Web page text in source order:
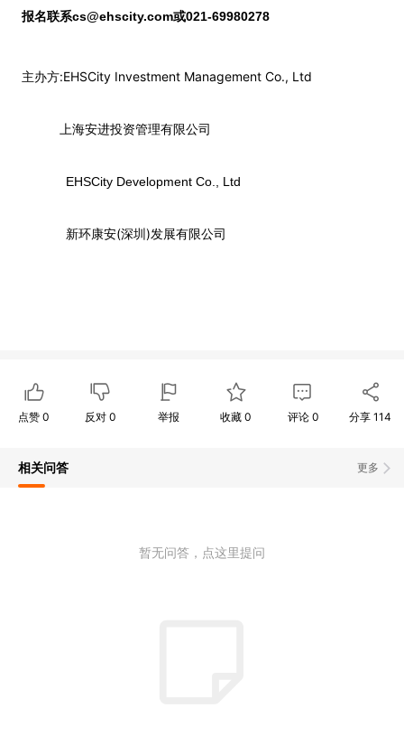
报名联系cs@ehscity.com或021-69980278
主办方:EHSCity Investment Management Co., Ltd
上海安进投资管理有限公司
EHSCity Development Co., Ltd
新环康安(深圳 )发展有限公司
点赞 0 反对0 举报 收藏 0 评论 0 分享114
更多
相关问答
暂无问答，点这里提问